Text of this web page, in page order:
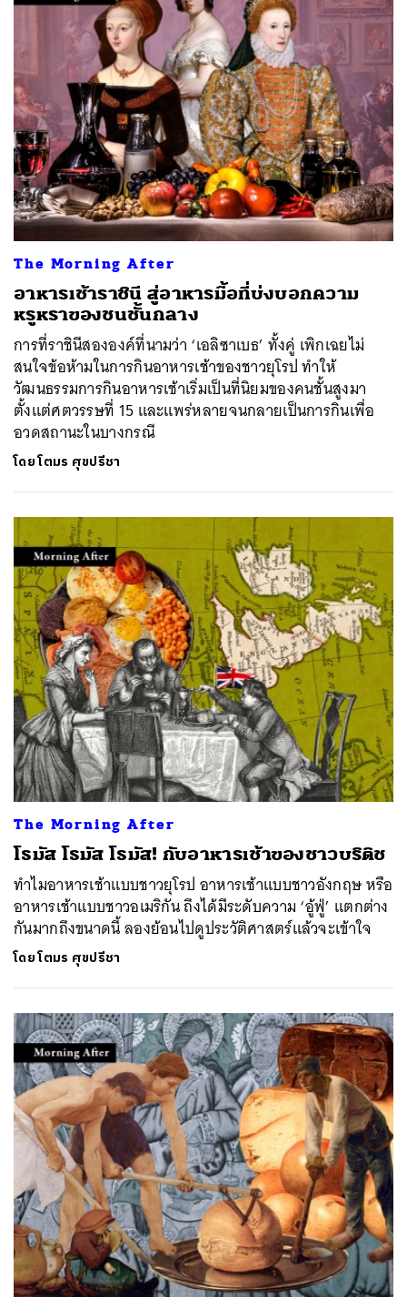
The Morning After
อาหารเช้าราชินี สู่อาหารมื้อที่บ่งบอกความ
หรูหราของชนชั้นกลาง
การที่ราชินีสององค์ที่นามว่า ‘เอลิซาเบธ’ ทั้งคู่ เพิกเฉยไม่
สนใจข้อห้ามในการกินอาหารเช้าของชาวยุโรป ทำให้
วัฒนธรรมการกินอาหารเช้าเริ่มเป็นที่นิยมของคนชั้นสูงมา
ตั้งแต่ศตวรรษที่ 15 และแพร่หลายจนกลายเป็นการกินเพื่อ
อวดสถานะในบางกรณี
โดยโตมร ศุขปรีชา
The Morning After
โธมัส โธมัส โธมัส! กับอาหารเช้าของชาวบริติช
ทำไมอาหารเช้าแบบชาวยุโรป อาหารเช้าแบบชาวอังกฤษ หรือ
อาหารเช้าแบบชาวอเมริกัน ถึงได้มีระดับความ ‘อู้ฟู่’ แตกต่าง
กันมากถึงขนาดนี้ ลองย้อนไปดูประวัติศาสตร์แล้วจะเข้าใจ
โดยโตมร ศุขปรีชา
ค้นหา
SHARE TWEET LINE EMAIL